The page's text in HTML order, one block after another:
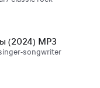
VA - Музыка для машины (2024) MP3
songwriter